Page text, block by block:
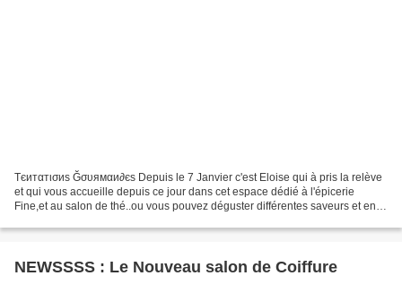
Tєитαтισиѕ Ğσυямαи∂єѕ Depuis le 7 Janvier c'est Eloise qui à pris la relève
et qui vous accueille depuis ce jour dans cet espace dédié à l'épicerie
Fine,et au salon de thé..ou vous pouvez déguster différentes saveurs et en
NEWSSSS : Le Nouveau salon de Coiffure